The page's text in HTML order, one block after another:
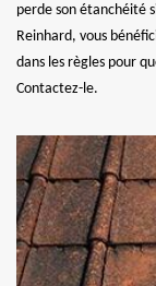
perde son étanchéité
Reinhard, vous
dans les règles pour
Contactez-le.